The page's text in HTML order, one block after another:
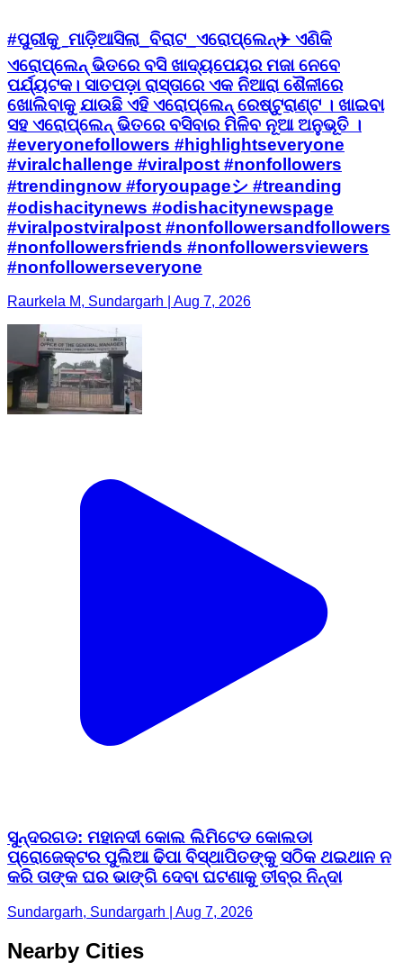
#ପୁରୀକୁ_ମାଡ଼ିଆସିଲା_ବିରାଟ_ଏରୋପ୍ଲେନ୍✈️ ଏଣିକି
ଏରୋପ୍ଲେନ୍‌ ଭିତରେ ବସି ଖାଦ୍ୟପେୟର ମଜା ନେବେ
ପର୍ଯ୍ୟଟକ। ସାତପଡ଼ା ରାସ୍ତାରେ ଏକ ନିଆରା ଶୈଳୀରେ
ଖୋଲିବାକୁ ଯାଉଛି ଏହି ଏରୋପ୍ଲେନ୍‌ ରେଷ୍ଟୁରାଣ୍ଟ । ଖାଇବା
ସହ ଏରୋପ୍ଲେନ୍‌ ଭିତରେ ବସିବାର ମିଳିବ ନୂଆ ଅନୁଭୂତି ।
#everyonefollowers #highlightseveryone
#viralchallenge #viralpost #nonfollowers
#trendingnow #foryoupageシ #treanding
#odishacitynews #odishacitynewspage
#viralpostviralpost #nonfollowersandfollowers
#nonfollowersfriends #nonfollowersviewers
#nonfollowerseveryone
Raurkela M, Sundargarh | Aug 7, 2026
ସୁନ୍ଦରଗଡ: ମହାନଦୀ କୋଲ ଲିମିଟେଡ କୋଲଡା
ପ୍ରୋଜେକ୍ଟର ପୁଲିଆ ଢିପା ବିସ୍ଥାପିତଙ୍କୁ ସଠିକ ଥଇଥାନ ନ
କରି ତାଙ୍କ ଘର ଭାଙ୍ଗି ଦେବା ଘଟଣାକୁ ତୀବ୍ର ନିନ୍ଦା
Sundargarh, Sundargarh | Aug 7, 2026
Nearby Cities